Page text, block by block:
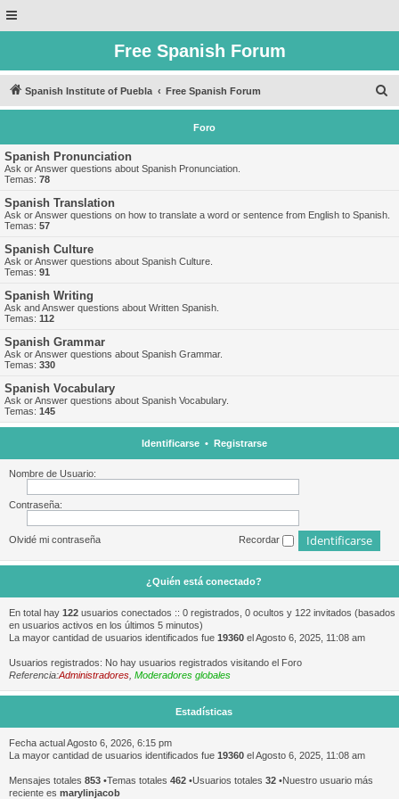
Free Spanish Forum
Spanish Institute of Puebla Free Spanish Forum
u
Foro
Spanish Pronunciation
Ask or Answer questions about Spanish Pronunciation.
Temas: 78
Spanish Translation
Ask or Answer questions on how to translate a word or sentence from English to Spanish.
Temas: 57
Spanish Culture
Ask or Answer questions about Spanish Culture.
Temas: 91
Spanish Writing
Ask and Answer questions about Written Spanish.
Temas: 112
Spanish Grammar
Ask or Answer questions about Spanish Grammar.
Temas: 330
Spanish Vocabulary
Ask or Answer questions about Spanish Vocabulary.
Temas: 145
Identificarse• Registrarse
Nombre de Usuario:
Contraseña:
Olvidé mi contraseña Recordar
¿Quién está conectado?
En total hay 122 usuarios conectados :: 0 registrados, 0 ocultos y 122 invitados (basados
en usuarios activos en los últimos 5 minutos)
La mayor cantidad de usuarios identificados fue 19360 el Agosto 6, 2025, 11:08 am
Usuarios registrados: No hay usuarios registrados visitando el Foro
Referencia:Administradores Moderadores globales
Estadísticas
Fecha actual Agosto 6, 2026, 6:15 pm
La mayor cantidad de usuarios identificados fue 19360 el Agosto 6, 2025, 11:08 am
Mensajes totales 853 •Temas totales 462 •Usuarios totales 32 •Nuestro usuario más
reciente es marylinjacob